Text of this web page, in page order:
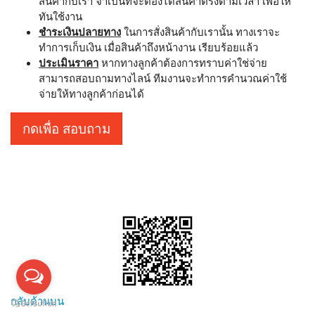
ทันใช้งาน
ชำระเงินปลายทาง ในการสั่งสินค้ากับเรานั้น ทางเราจะ
ทำการเก็บเงิน เมื่อสินค้าถึงหน้างาน เรียบร้อยแล้ว
ประเมินราคา หากทางลูกค้าต้องการทราบค่าใช่จ่าย
สามารถสอบถามทางไลน์ ทีมงานจะทำการคำนวณค่าใช้
จ่ายให้ทางลูกค้าก่อนได้
กดเพื่อ สอบถาม
กลับด้านบน